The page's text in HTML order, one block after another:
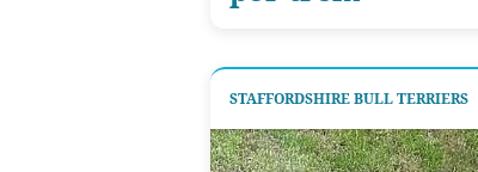
STAFFORDSHIRE BULL TERRIERS